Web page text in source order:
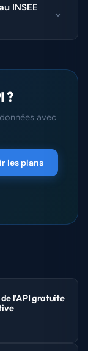
INSEE
?
avec
les plans
de l'API gratuite